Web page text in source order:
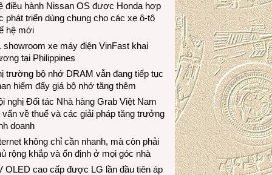
điều hành Nissan OS được Honda hợp
phát triển dùng chung cho các xe ô-tô
hệ mới
showroom xe máy điện VinFast khai
tại Philippines
trường bộ nhớ DRAM vẫn đang tiếp tục
hiếm đẩy giá bộ nhớ tăng thêm
nghị Đối tác Nhà hàng Grab Việt Nam
về thuế và các giải pháp tăng trưởng
doanh
không chỉ cần nhanh, mà còn phải
rộng khắp và ổn định ở mọi góc nhà
OLED cao cấp được LG lần đầu tiên áp